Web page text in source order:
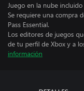
Juego en la nube
Se requiere una compra
Pass Essential.
Los editores de juegos
de tu perfil de Xbox y a
información